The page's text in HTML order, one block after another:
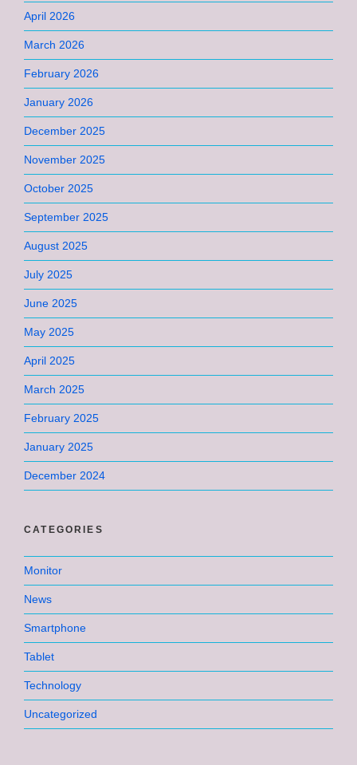
April 2026
March 2026
February 2026
January 2026
December 2025
November 2025
October 2025
September 2025
August 2025
July 2025
June 2025
May 2025
April 2025
March 2025
February 2025
January 2025
December 2024
CATEGORIES
Monitor
News
Smartphone
Tablet
Technology
Uncategorized